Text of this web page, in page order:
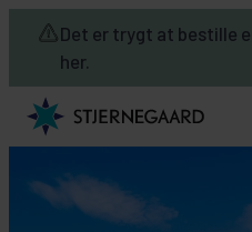
Det er trygt at bestille
her.
Skip to main content